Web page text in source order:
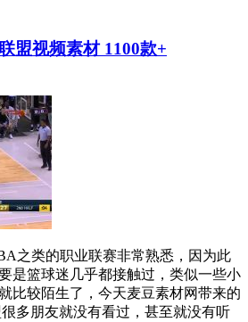
盟视频素材 1100款+
之类的职业联赛非常熟悉，因为此
是篮球迷几乎都接触过，类似一些小
比较陌生了，今天麦豆素材网带来的
多朋友就没有看过，甚至就没有听